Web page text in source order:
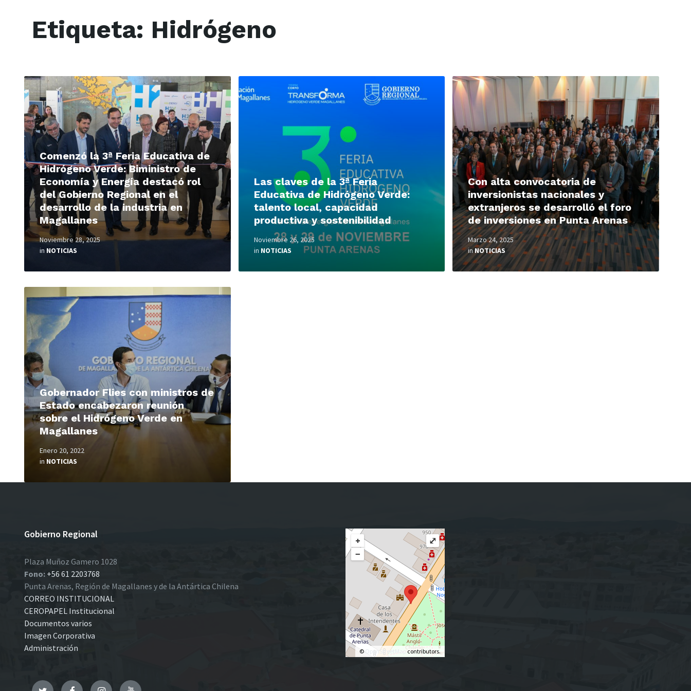
Etiqueta: Hidrógeno
Comenzó la 3ª Feria Educativa de
Hidrógeno Verde: Biministro de
Economía y Energía destacó rol
del Gobierno Regional en el
desarrollo de la industria en
Magallanes
Noviembre 28, 2025
in NOTICIAS
Read
More
Las claves de la 3ª Feria
Educativa de Hidrógeno Verde:
talento local, capacidad
productiva y sostenibilidad
Noviembre 26, 2025
in NOTICIAS
Read
More
Con alta convocatoria de
inversionistas nacionales y
extranjeros se desarrolló el foro
de inversiones en Punta Arenas
Marzo 24, 2025
inNOTICIAS
Read
More
Gobernador Flies con ministros de
Estado encabezaron reunión
sobre el Hidrógeno Verde en
Magallanes
Enero 20, 2022
in NOTICIAS
Read
More
Gobierno Regional
Plaza Muñoz Gamero 1028
Fono: +56 61 2203768
Punta Arenas, Región de Magallanes y de la Antártica Chilena
CORREO INSTITUCIONAL
CEROPAPEL Institucional
Documentos varios
Imagen Corporativa
Administración
+
−
© OpenStreetMapcontributors.
⤢